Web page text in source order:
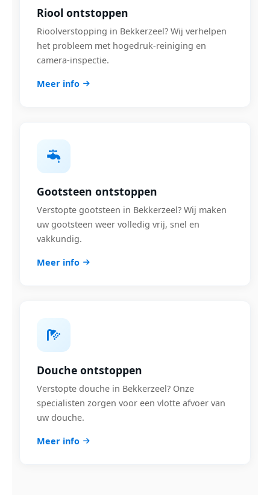
Riool ontstoppen
Rioolverstopping in Bekkerzeel? Wij verhelpen
het probleem met hogedruk-reiniging en
camera-inspectie.
Meer info
Gootsteen ontstoppen
Verstopte gootsteen in Bekkerzeel? Wij maken
uw gootsteen weer volledig vrij, snel en
vakkundig.
Meer info
Douche ontstoppen
Verstopte douche in Bekkerzeel? Onze
specialisten zorgen voor een vlotte afvoer van
uw douche.
Meer info